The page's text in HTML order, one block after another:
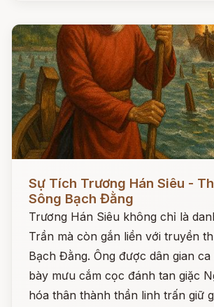
Sự Tích Trương Hán Siêu -
Sông Bạch Đằng
Trương Hán Siêu không chỉ là
Trần mà còn gắn liền với truyền
Bạch Đằng. Ông được dân gian
bày mưu cắm cọc đánh tan giặc
hóa thân thành thần linh trấn giữ